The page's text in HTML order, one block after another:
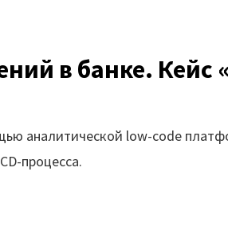
портал
в банке. Кейс
аналитической low-code
процесса.